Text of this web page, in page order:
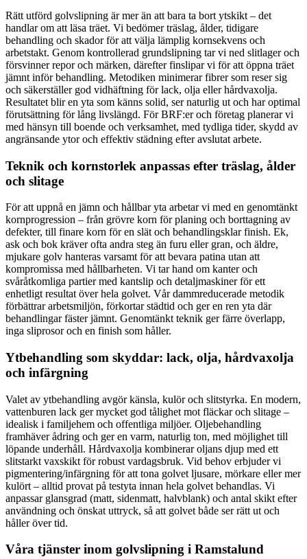
Rätt utförd golvslipning är mer än att bara ta bort ytskikt – det
handlar om att läsa träet. Vi bedömer träslag, ålder, tidigare
behandling och skador för att välja lämplig kornsekvens och
arbetstakt. Genom kontrollerad grundslipning tar vi ned slitlager och
försvinner repor och märken, därefter finslipar vi för att öppna träet
jämnt inför behandling. Metodiken minimerar fibrer som reser sig
och säkerställer god vidhäftning för lack, olja eller hårdvaxolja.
Resultatet blir en yta som känns solid, ser naturlig ut och har optimal
förutsättning för lång livslängd. För BRF:er och företag planerar vi
med hänsyn till boende och verksamhet, med tydliga tider, skydd av
angränsande ytor och effektiv städning efter avslutat arbete.
Teknik och kornstorlek anpassas efter träslag, ålder
och slitage
För att uppnå en jämn och hållbar yta arbetar vi med en genomtänkt
kornprogression – från grövre korn för planing och borttagning av
defekter, till finare korn för en slät och behandlingsklar finish. Ek,
ask och bok kräver ofta andra steg än furu eller gran, och äldre,
mjukare golv hanteras varsamt för att bevara patina utan att
kompromissa med hållbarheten. Vi tar hand om kanter och
svåråtkomliga partier med kantslip och detaljmaskiner för ett
enhetligt resultat över hela golvet. Vår dammreducerade metodik
förbättrar arbetsmiljön, förkortar städtid och ger en ren yta där
behandlingar fäster jämnt. Genomtänkt teknik ger färre överlapp,
inga sliprosor och en finish som håller.
Ytbehandling som skyddar: lack, olja, hårdvaxolja
och infärgning
Valet av ytbehandling avgör känsla, kulör och slitstyrka. En modern,
vattenburen lack ger mycket god tålighet mot fläckar och slitage –
idealisk i familjehem och offentliga miljöer. Oljebehandling
framhäver ådring och ger en varm, naturlig ton, med möjlighet till
löpande underhåll. Hårdvaxolja kombinerar oljans djup med ett
slitstarkt vaxskikt för robust vardagsbruk. Vid behov erbjuder vi
pigmentering/infärgning för att tona golvet ljusare, mörkare eller mer
kulört – alltid provat på testyta innan hela golvet behandlas. Vi
anpassar glansgrad (matt, sidenmatt, halvblank) och antal skikt efter
användning och önskat uttryck, så att golvet både ser rätt ut och
håller över tid.
Våra tjänster inom golvslipning i Ramstalund